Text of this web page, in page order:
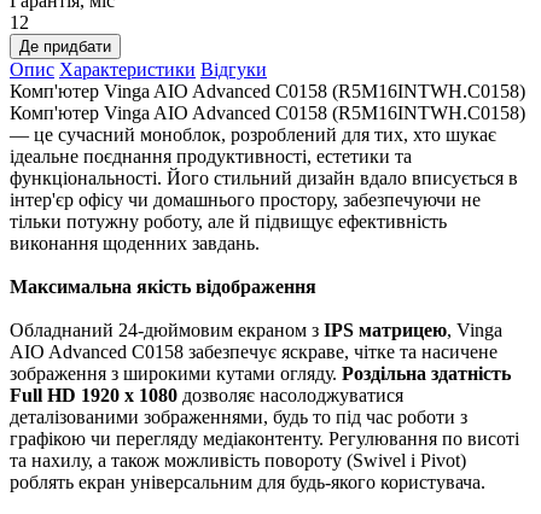
12
Де придбати
Опис Характеристики Відгуки
Комп'ютер Vinga AIO Advanced C0158 (R5M16INTWH.C0158)
Комп'ютер Vinga AIO Advanced C0158 (R5M16INTWH.C0158)
— це сучасний моноблок, розроблений для тих, хто шукає
ідеальне поєднання продуктивності, естетики та
функціональності. Його стильний дизайн вдало вписується в
інтер'єр офісу чи домашнього простору, забезпечуючи не
тільки потужну роботу, але й підвищує ефективність
виконання щоденних завдань.
Максимальна якість відображення
Обладнаний 24-дюймовим екраном з IPS матрицею, Vinga
AIO Advanced C0158 забезпечує яскраве, чітке та насичене
зображення з широкими кутами огляду. Роздільна здатність
Full HD 1920 x 1080 дозволяє насолоджуватися
деталізованими зображеннями, будь то під час роботи з
графікою чи перегляду медіаконтенту. Регулювання по висоті
та нахилу, а також можливість повороту (Swivel і Pivot)
роблять екран універсальним для будь-якого користувача.